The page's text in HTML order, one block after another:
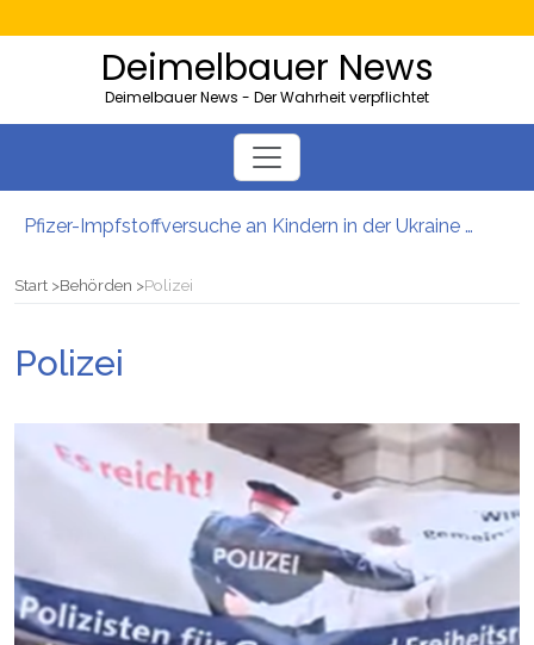
Deimelbauer News
Deimelbauer News - Der Wahrheit verpflichtet
Pfizer-Impfstoffversuche an Kindern in der Ukraine mit hohen Sterblichkeitsraten
Start Behörden Polizei
Polizei